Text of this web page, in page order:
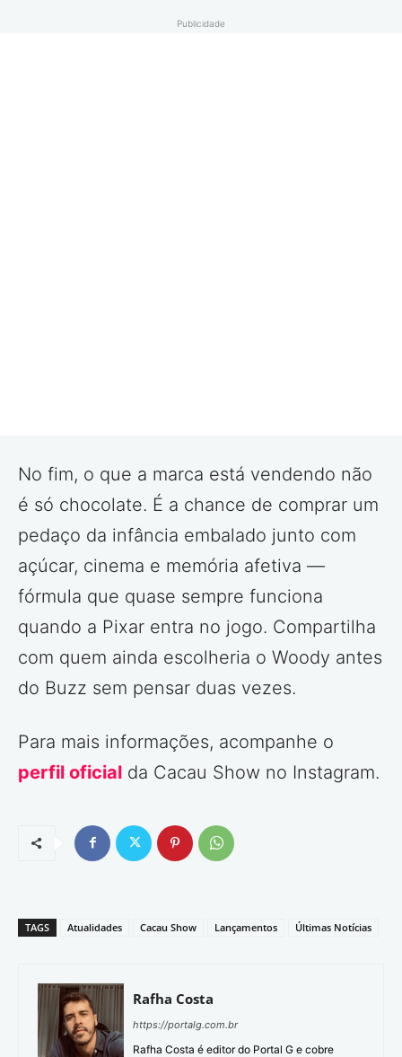
Publicidade
No fim, o que a marca está vendendo não
é só chocolate. É a chance de comprar um
pedaço da infância embalado junto com
açúcar, cinema e memória afetiva —
fórmula que quase sempre funciona
quando a Pixar entra no jogo. Compartilha
com quem ainda escolheria o Woody antes
do Buzz sem pensar duas vezes.
Para mais informações, acompanhe o
perfil oficial da Cacau Show no Instagram.
TAGS Atualidades Cacau Show Lançamentos Últimas Notícias
Rafha Costa
https://portalg.com.br
Rafha Costa é editor do Portal G e cobre